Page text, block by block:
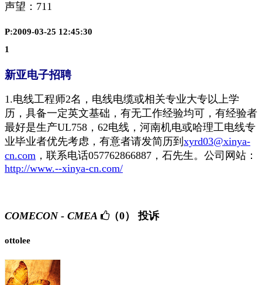
声望： 711
P:2009-03-25 12:45:30
1
新亚电子招聘
1.电线工程师2名，电线电缆或相关专业大专以上学
历，具备一定英文基础，有无工作经验均可，有经验者
最好是生产UL758，62电线，河南机电或哈理工电线专
业毕业者优先考虑，有意者请发简历到 xyrd03@xinya-
cn.com ，联系电话057762866887，石先生。 公司网站：
http://www.--xinya-cn.com/
COMECON - CMEA （0） 投诉
ottolee